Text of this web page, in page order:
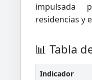
impulsada
residencias y
📊 Tabla
Indicador